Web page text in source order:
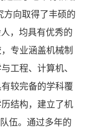
向取得了丰硕的
，均具有优秀的
专业涵盖机械制
工程、计算机、
较完备的学科覆
结构，建立了机
伍。通过多年的